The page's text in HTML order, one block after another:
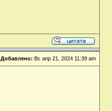
Добавлено: Вс апр 21, 2024 11:39 am